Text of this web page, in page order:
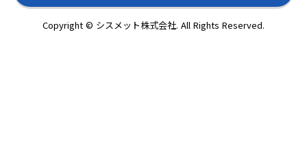
Copyright © シスメット株式会社. All Rights Reserved.